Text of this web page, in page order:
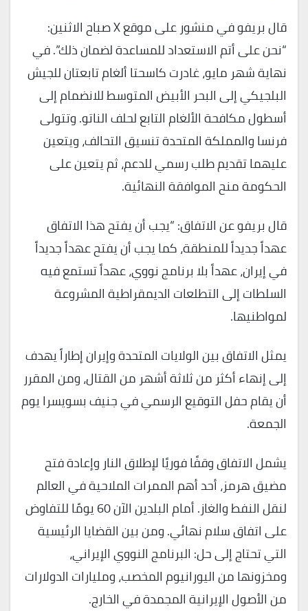
قال بريفو في منشور على موقع X صباح الاثنين:
“نحن على أتم الاستعداد للمساعدة لضمان ذلك”. في
نهاية شهر مايو، غادرت كاسحتا ألغام تابعتان للجيش
البلجيكي إلى البحر الأبيض المتوسط ​​للانضمام إلى
أسطول مكافحة الألغام التابع لحلف الناتو. وتتولى
فرنسا والمملكة المتحدة تنسيق التحالف، ويتعين
عليهما تقديم طلب رسمي للدعم، ثم يتعين على
الحكومة منح الموافقة النهائية.
قال بريفو عن الاتفاق: “يجب أن يفتح هذا الاتفاق
عهداً جديداً للمنطقة، كما يجب أن يفتح عهداً جديداً
في إيران، عهداً بلا برنامج نووي، عهداً تستمع فيه
السلطات إلى التطلعات الديمقراطية المشروعة
لمواطنيها.
يمثل الاتفاق بين الولايات المتحدة وإيران إطاراً يهدف
إلى إنهاء أكثر من ثلاثة أشهر من القتال، ومن المقرر
أن يقام حفل التوقيع الرسمي في جنيف بسويسرا يوم
الجمعة.
يشمل الاتفاق وقفًا فوريًا لإطلاق النار وإعادة فتح
مضيق هرمز، أحد أهم الممرات الملاحية في العالم
لنقل النفط والغاز. أمام البلدين الآن 60 يومًا للتفاوض
على اتفاق سلام نهائي. ومن بين القضايا الرئيسية
التي تحتاج إلى حل: البرنامج النووي الإيراني،
ومخزونها من اليورانيوم المخصب، ومليارات الدولارات
من الأصول الإيرانية المجمدة في الخارج.